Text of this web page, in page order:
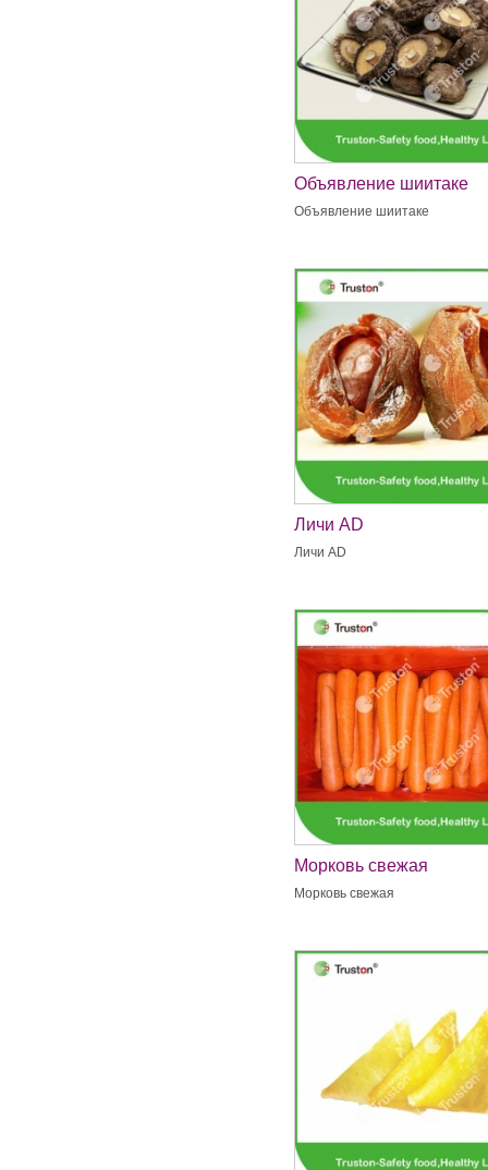
Объявление шиитаке
Объявление шиитаке
Личи AD
Личи AD
Морковь свежая
Морковь свежая